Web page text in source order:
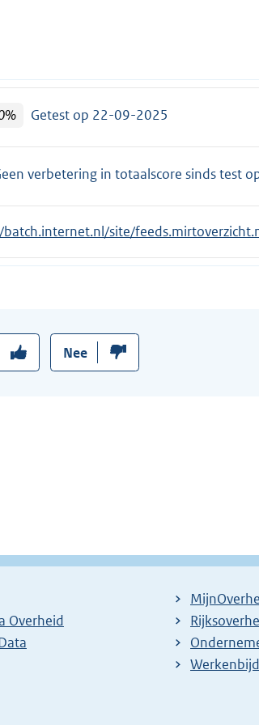
Getest op 22-09-2025
verbetering in totaalscore sinds test
site/
Nee
Overheid
E
x
t
E
x
E